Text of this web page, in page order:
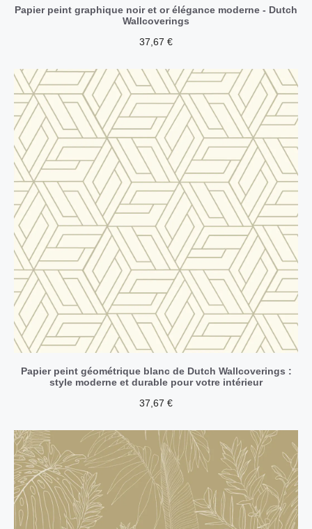
Papier peint graphique noir et or élégance moderne - Dutch
Wallcoverings
37,67 €
Papier peint géométrique blanc de Dutch Wallcoverings :
style moderne et durable pour votre intérieur
37,67 €